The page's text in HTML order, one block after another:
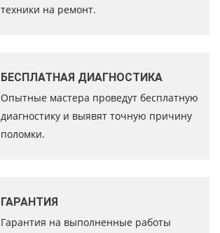
техники на ремонт.
БЕСПЛАТНАЯ ДИАГНОСТИКА
Опытные мастера проведут бесплатную
диагностику и выявят точную причину
поломки.
ГАРАНТИЯ
Гарантия на выполненные работы